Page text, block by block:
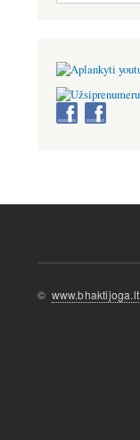
© www.bhaktijoga.lt